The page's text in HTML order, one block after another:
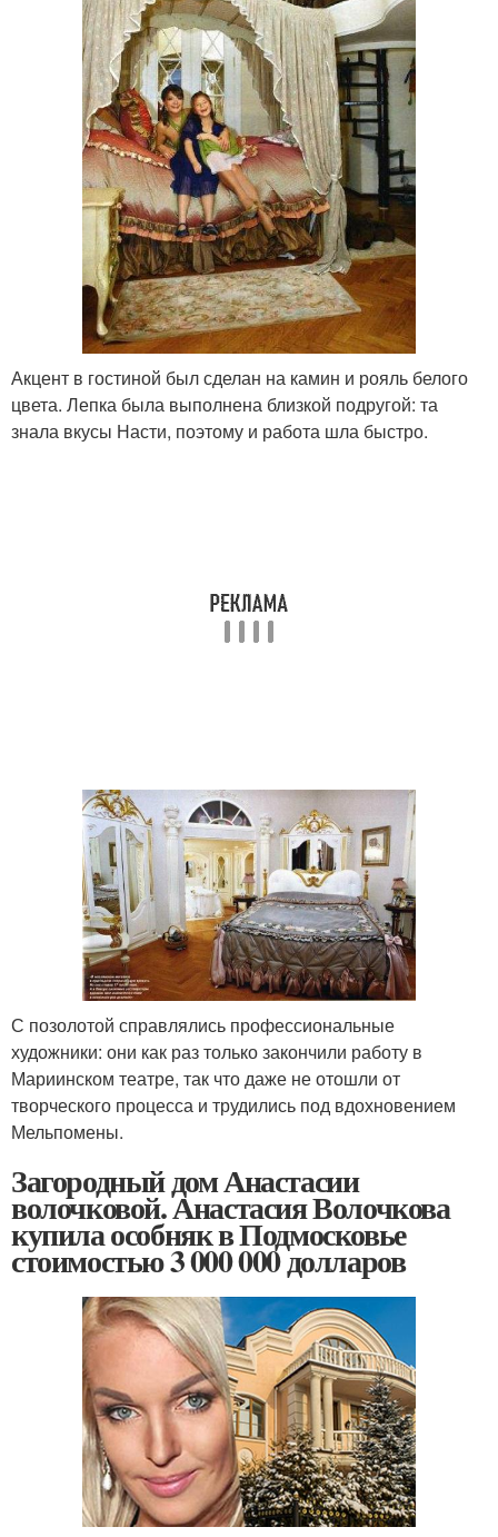
Акцент в гостиной был сделан на камин и рояль белого
цвета. Лепка была выполнена близкой подругой: та
знала вкусы Насти, поэтому и работа шла быстро.
С позолотой справлялись профессиональные
художники: они как раз только закончили работу в
Мариинском театре, так что даже не отошли от
творческого процесса и трудились под вдохновением
Мельпомены.
Загородный дом Анастасии
волочковой. Анастасия Волочкова
купила особняк в Подмосковье
стоимостью 3 000 000 долларов